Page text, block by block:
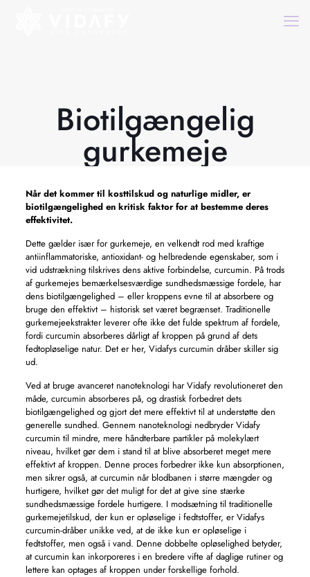
Biotilgængelig
gurkemeje
Når det kommer til kosttilskud og naturlige midler, er
biotilgængelighed en kritisk faktor for at bestemme deres
effektivitet.
Dette gælder især for gurkemeje, en velkendt rod med kraftige
antiinflammatoriske, antioxidant- og helbredende egenskaber, som i
vid udstrækning tilskrives dens aktive forbindelse, curcumin. På trods
af gurkemejes bemærkelsesværdige sundhedsmæssige fordele, har
dens biotilgængelighed – eller kroppens evne til at absorbere og
bruge den effektivt – historisk set været begrænset. Traditionelle
gurkemejeekstrakter leverer ofte ikke det fulde spektrum af fordele,
fordi curcumin absorberes dårligt af kroppen på grund af dets
fedtopløselige natur. Det er her, Vidafys curcumin dråber skiller sig
ud.
Ved at bruge avanceret nanoteknologi har Vidafy revolutioneret den
måde, curcumin absorberes på, og drastisk forbedret dets
biotilgængelighed og gjort det mere effektivt til at understøtte den
generelle sundhed. Gennem nanoteknologi nedbryder Vidafy
curcumin til mindre, mere håndterbare partikler på molekylært
niveau, hvilket gør dem i stand til at blive absorberet meget mere
effektivt af kroppen. Denne proces forbedrer ikke kun absorptionen,
men sikrer også, at curcumin når blodbanen i større mængder og
hurtigere, hvilket gør det muligt for det at give sine stærke
sundhedsmæssige fordele hurtigere. I modsætning til traditionelle
gurkemejetilskud, der kun er opløselige i fedtstoffer, er Vidafys
curcumin-dråber unikke ved, at de ikke kun er opløselige i
fedtstoffer, men også i vand. Denne dobbelte opløselighed betyder,
at curcumin kan inkorporeres i en bredere vifte af daglige rutiner og
lettere kan optages af kroppen under forskellige forhold.